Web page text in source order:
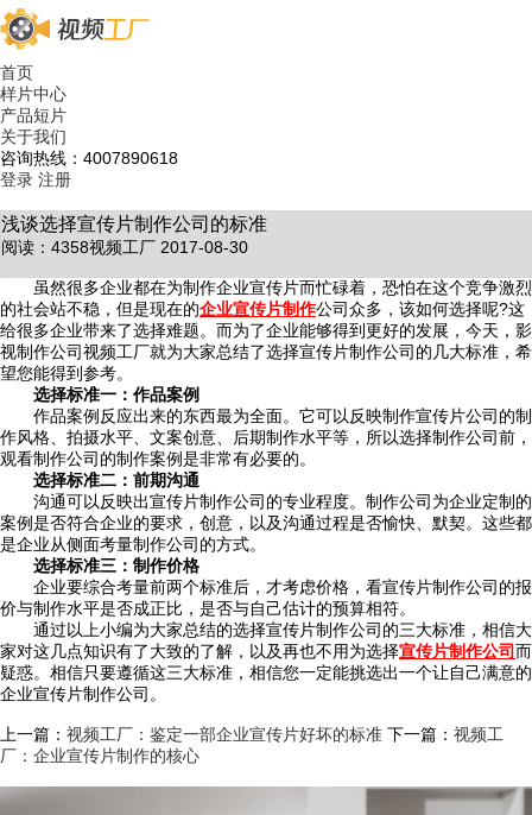
首页
样片中心
产品短片
关于我们
咨询热线：4007890618
登录 注册
浅谈选择宣传片制作公司的标准
阅读：4358视频工厂 2017-08-30
虽然很多企业都在为制作企业宣传片而忙碌着，恐怕在这个竞争激烈
的社会站不稳，但是现在的企业宣传片制作公司众多，该如何选择呢?这
给很多企业带来了选择难题。而为了企业能够得到更好的发展，今天，影
视制作公司视频工厂就为大家总结了选择宣传片制作公司的几大标准，希
望您能得到参考。
选择标准一：作品案例
作品案例反应出来的东西最为全面。它可以反映制作宣传片公司的制
作风格、拍摄水平、文案创意、后期制作水平等，所以选择制作公司前，
观看制作公司的制作案例是非常有必要的。
选择标准二：前期沟通
沟通可以反映出宣传片制作公司的专业程度。制作公司为企业定制的
案例是否符合企业的要求，创意，以及沟通过程是否愉快、默契。这些都
是企业从侧面考量制作公司的方式。
选择标准三：制作价格
企业要综合考量前两个标准后，才考虑价格，看宣传片制作公司的报
价与制作水平是否成正比，是否与自己估计的预算相符。
通过以上小编为大家总结的选择宣传片制作公司的三大标准，相信大
家对这几点知识有了大致的了解，以及再也不用为选择宣传片制作公司而
疑惑。相信只要遵循这三大标准，相信您一定能挑选出一个让自己满意的
企业宣传片制作公司。
上一篇： 视频工厂：鉴定一部企业宣传片好坏的标准 下一篇： 视频工
厂：企业宣传片制作的核心